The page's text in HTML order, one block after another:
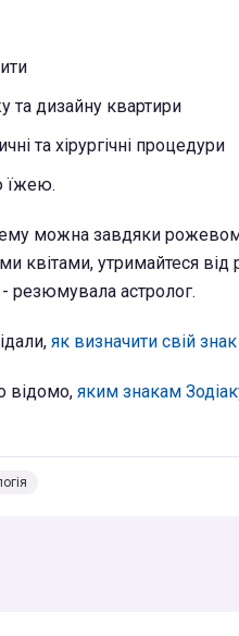
та дизайну квартири
та хірургічні процедури
їжею.
можна завдяки
квітами, утримайтеся від
резюмувала астролог.
як визначити свій
відомо, яким знакам